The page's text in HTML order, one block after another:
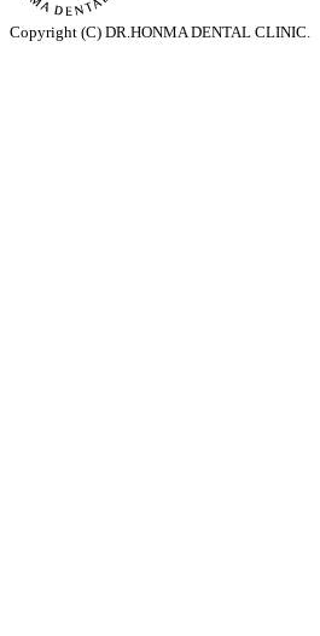
Copyright (C) DR.HONMA DENTAL CLINIC.